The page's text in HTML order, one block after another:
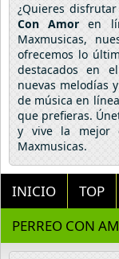
¿Quieres
Con Amor en
Maxmusicas,
ofrecemos lo
destacados en
nuevas melodías
de música en
que prefieras.
y vive la mejor
Maxmusicas.
INICIO TOP
PERREO CON